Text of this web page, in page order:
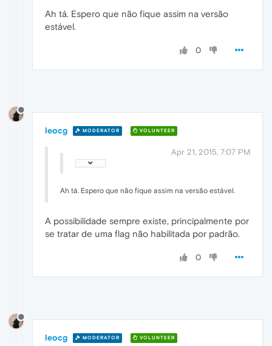
Ah tá. Espero que não fique assim na versão
estável.
0
leocg MODERATOR VOLUNTEER
Apr 21, 2015, 7:07 PM
Ah tá. Espero que não fique assim na versão estável.
A possibilidade sempre existe, principalmente por
se tratar de uma flag não habilitada por padrão.
0
leocg MODERATOR VOLUNTEER